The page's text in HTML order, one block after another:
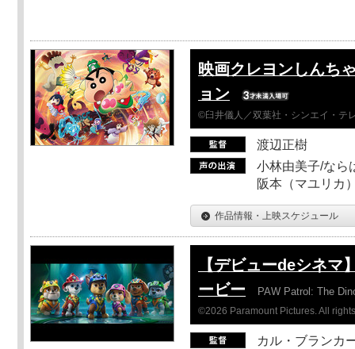
映画クレヨンしんち
ョン
©臼井儀人／双葉社・シンエイ・テ
渡辺正樹
小林由美子/なら
阪本（マユリカ
作品情報・上映スケジュール
【デビューdeシネマ
ービー
PAW Patrol: The
©2026 Paramount Pictures. All
カル・ブランカ